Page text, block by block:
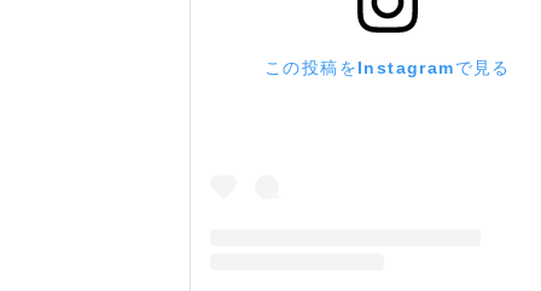
この投稿をInstagramで見る